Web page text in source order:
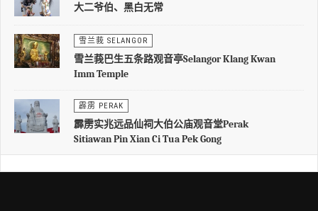
大二爷伯、黑白无常
雪兰莪 SELANGOR
雪兰莪巴生五条路观音亭Selangor Klang Kwan
Imm Temple
霹雳 PERAK
霹雳实兆远品仙祠大伯公庙观音堂Perak
Sitiawan Pin Xian Ci Tua Pek Gong